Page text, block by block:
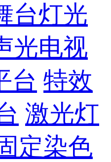
台灯光
光电视
台 特效
激光灯
定染色